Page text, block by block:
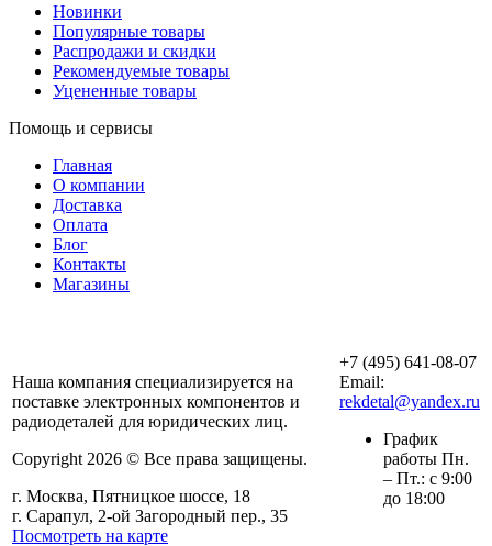
Новинки
Популярные товары
Распродажи и скидки
Рекомендуемые товары
Уцененные товары
Помощь и сервисы
Главная
О компании
Доставка
Оплата
Блог
Контакты
Магазины
Наша компания специализируется на
поставке электронных компонентов и
радиодеталей для юридических лиц.
Copyright 2026 © Все права защищены.
г. Москва, Пятницкое шоссе, 18
г. Сарапул, 2-ой Загородный пер., 35
Посмотреть на карте
+7 (495) 641-08-07
Email:
rekdetal@yandex.ru
График
работы Пн.
– Пт.: с 9:00
до 18:00